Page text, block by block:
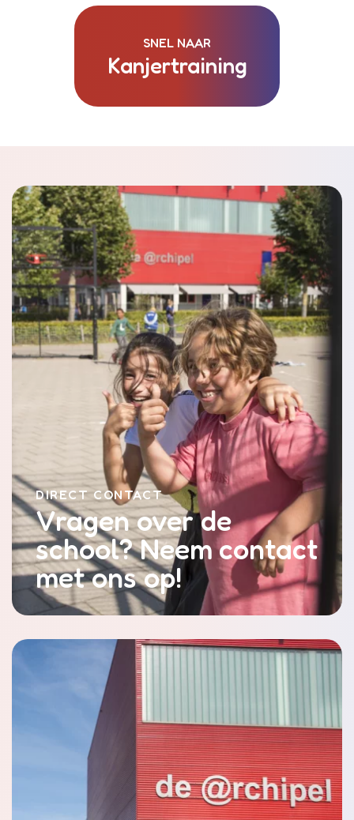
SNEL NAAR
Kanjertraining
DIRECT CONTACT
Vragen over de
school? Neem contact
met ons op!